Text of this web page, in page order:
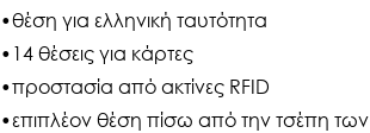
•θέση για ελληνική ταυτότητα
•14 θέσεις για κάρτες
•προστασία από ακτίνες RFID
•επιπλέον θέση πίσω από την τσέπη των